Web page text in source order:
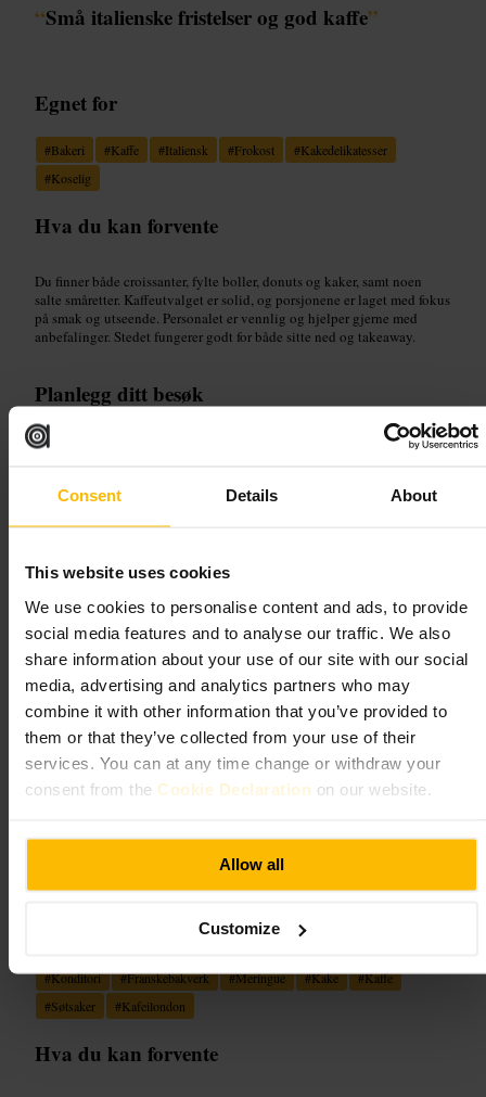
Consent Details About
This website uses cookies
We use cookies to personalise content and ads, to provide
social media features and to analyse our traffic. We also
share information about your use of our site with our social
media, advertising and analytics partners who may
combine it with other information that you’ve provided to
them or that they’ve collected from your use of their
services. You can at any time change or withdraw your
consent from the Cookie Declaration on our website.
Allow all
Customize
“Små italienske fristelser og god kaffe”
Egnet for
#Bakeri #Kaffe #Italiensk #Frokost #Kakedelikatesser
#Koselig
Hva du kan forvente
Du finner både croissanter, fylte boller, donuts og kaker, samt noen
salte småretter. Kaffeutvalget er solid, og porsjonene er laget med fokus
på smak og utseende. Personalet er vennlig og hjelper gjerne med
anbefalinger. Stedet fungerer godt for både sitte ned og takeaway.
Planlegg ditt besøk
Kom tidlig om du vil ha helt ferske bakverk og enklere tilgang på
stedet har behagelige sitteplasser. Egner seg for solo, par, venner og
familier som vil ha en uformell pause fra sightseeing.
Aux Merveilleux de Fred
4,4
Tripadvisor
kaker.”
#Konditori #Franskebakverk #Meringue #Kake #Kaffe
#Søtsaker #Kafeilondon
Hva du kan forvente